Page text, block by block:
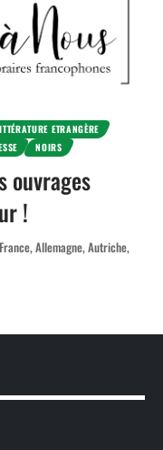
ETRANGÈRE
NOIRS
ouvrages
!
Allemagne, Autriche,